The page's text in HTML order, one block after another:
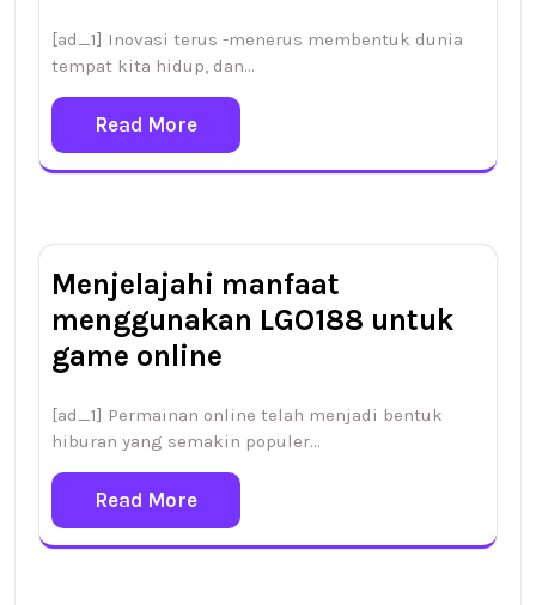
[ad_1] Inovasi terus -menerus membentuk dunia
tempat kita hidup, dan…
Read More
Menjelajahi manfaat
menggunakan LGO188 untuk
game online
[ad_1] Permainan online telah menjadi bentuk
hiburan yang semakin populer…
Read More